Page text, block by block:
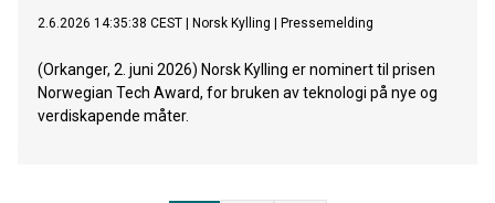
2.6.2026 14:35:38 CEST Norsk Kylling Pressemelding
(Orkanger, 2. juni 2026) Norsk Kylling er nominert til prisen
Norwegian Tech Award, for bruken av teknologi på nye og
verdiskapende måter.